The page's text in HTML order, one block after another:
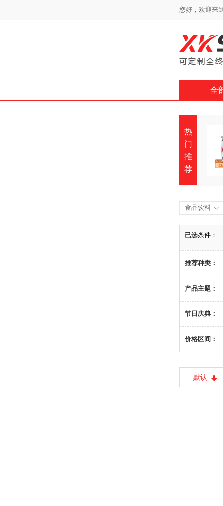
您好，欢迎来
全
热
门
推
荐
食品饮料 
已选条件：
推荐种类：
产品主题：
节日庆典：
价格区间：
默认 